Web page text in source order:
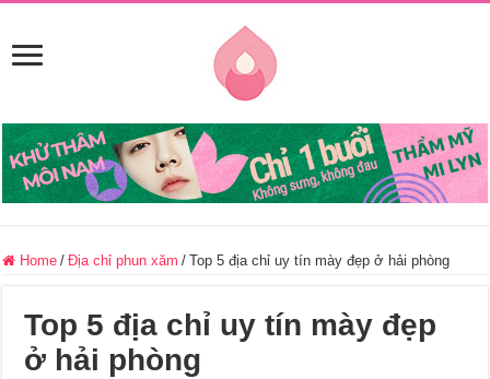
Home / Địa chỉ phun xăm / Top 5 địa chỉ uy tín mày đẹp ở hải phòng
Top 5 địa chỉ uy tín mày đẹp
ở hải phòng